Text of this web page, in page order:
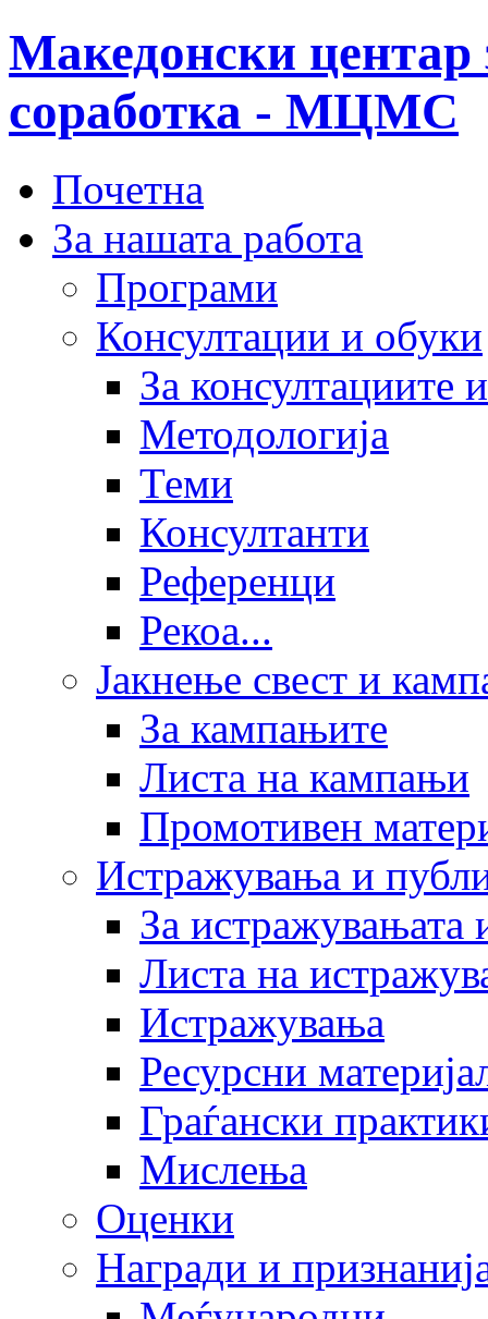
Македонски центар
соработка - МЦМС
Почетна
За нашата работа
Програми
Консултации и обуки
За консултациите
Методологија
Теми
Консултанти
Референци
Рекоа...
Јакнење свест и
За кампањите
Листа на кампањи
Промотивен
Истражувања и
За истражувањата
Листа на
Истражувања
Ресурсни
Граѓански
Мислења
Оценки
Награди и